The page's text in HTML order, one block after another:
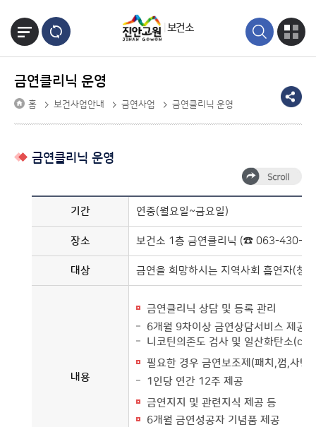
보건소
금연클리닉 운영
홈 보건사업안내 금연사업 금연클리닉 운영
금연클리닉 운영
기간 연중(월요일~금요일)
장소 보건소 1층 금연클리닉 (☎ 063-430-
대상 금연을 희망하시는 지역사회 흡연자(청
내용
금연클리닉 상담 및 등록 관리
6개월 9차이상 금연상담서비스 제공
니코틴의존도 검사 및 일산화탄소(co)
필요한 경우 금연보조제(패치,껌,사탕
1인당 연간 12주 제공
금연지지 및 관련지식 제공 등
6개월 금연성공자 기념품 제공